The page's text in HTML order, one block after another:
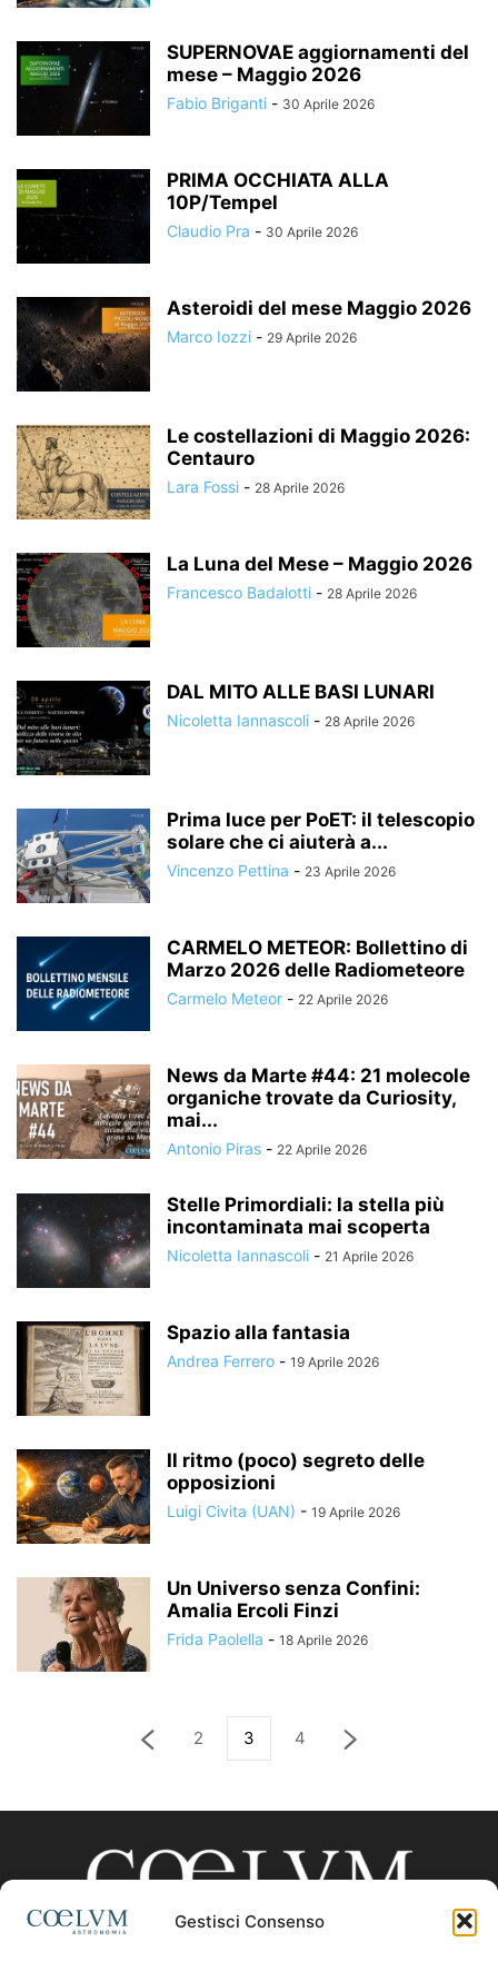
Gestisci Consenso
SUPERNOVAE aggiornamenti del
mese – Maggio 2026
Fabio Briganti - 30 Aprile 2026
PRIMA OCCHIATA ALLA
10P/Tempel
Claudio Pra - 30 Aprile 2026
Asteroidi del mese Maggio 2026
Marco Iozzi - 29 Aprile 2026
Le costellazioni di Maggio 2026:
Centauro
Lara Fossi - 28 Aprile 2026
La Luna del Mese – Maggio 2026
Francesco Badalotti - 28 Aprile 2026
DAL MITO ALLE BASI LUNARI
Nicoletta Iannascoli - 28 Aprile 2026
Prima luce per PoET: il telescopio
solare che ci aiuterà a...
Vincenzo Pettina - 23 Aprile 2026
CARMELO METEOR: Bollettino di
Marzo 2026 delle Radiometeore
Carmelo Meteor - 22 Aprile 2026
News da Marte #44: 21 molecole
organiche trovate da Curiosity,
mai...
Antonio Piras - 22 Aprile 2026
Stelle Primordiali: la stella più
incontaminata mai scoperta
Nicoletta Iannascoli - 21 Aprile 2026
Spazio alla fantasia
Andrea Ferrero - 19 Aprile 2026
Il ritmo (poco) segreto delle
opposizioni
Luigi Civita (UAN) - 19 Aprile 2026
Un Universo senza Confini:
Amalia Ercoli Finzi
Frida Paolella - 18 Aprile 2026
2 3 4